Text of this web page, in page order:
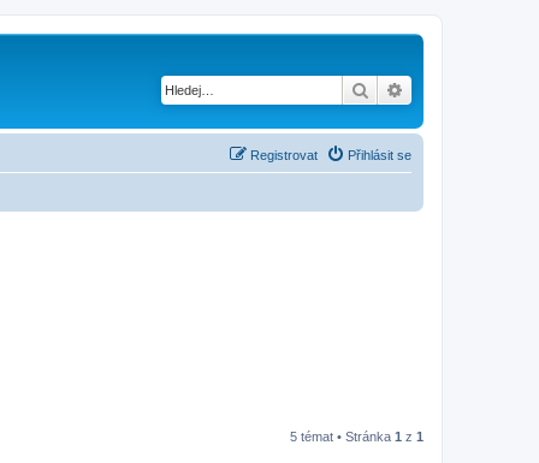
Hledat
Přihlásit se
Registrovat
5 témat • Stránka 1 z 1